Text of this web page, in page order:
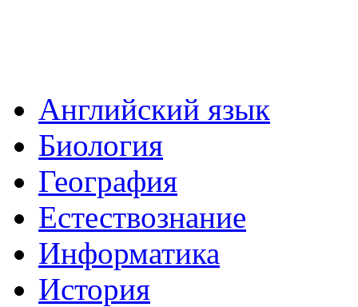
Английский язык
Биология
География
Естествознание
Информатика
История